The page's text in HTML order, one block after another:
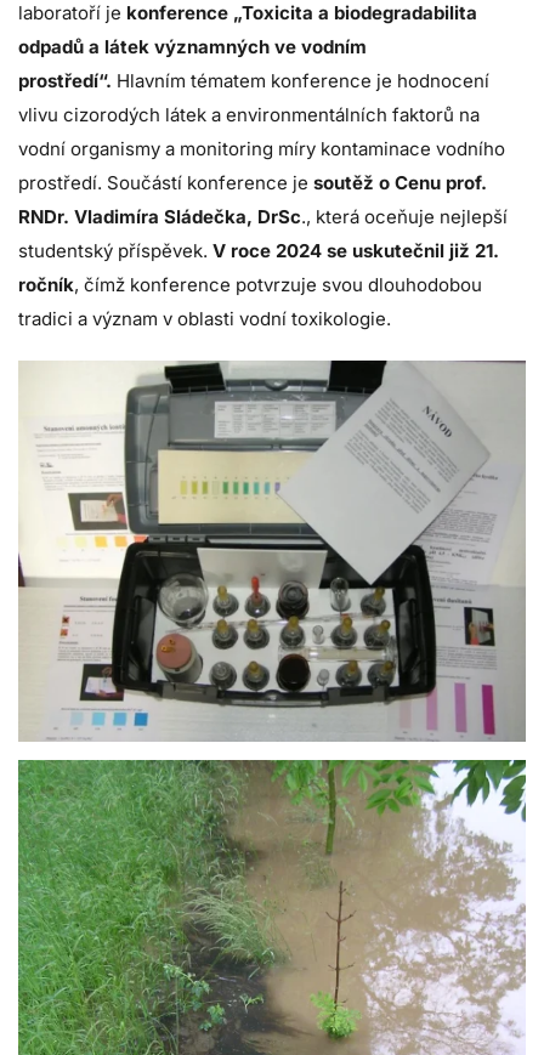
laboratoří je konference „Toxicita a biodegradabilita
odpadů a látek významných ve vodním
prostředí“. Hlavním tématem konference je hodnocení
vlivu cizorodých látek a environmentálních faktorů na
vodní organismy a monitoring míry kontaminace vodního
prostředí. Součástí konference je soutěž o Cenu prof.
RNDr. Vladimíra Sládečka, DrSc., která oceňuje nejlepší
studentský příspěvek. V roce 2024 se uskutečnil již 21.
ročník, čímž konference potvrzuje svou dlouhodobou
tradici a význam v oblasti vodní toxikologie.